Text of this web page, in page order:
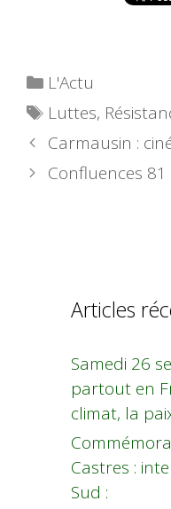
Catégories
L'Actu
Étiquettes
Luttes,
Carmausin :
Confluences 81
Articles
Samedi 26
partout en
climat, la
Castres :
Sud :